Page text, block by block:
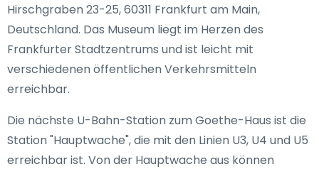
Hirschgraben 23-25, 60311 Frankfurt am Main,
Deutschland. Das Museum liegt im Herzen des
Frankfurter Stadtzentrums und ist leicht mit
verschiedenen öffentlichen Verkehrsmitteln
erreichbar.
Die nächste U-Bahn-Station zum Goethe-Haus ist die
Station "Hauptwache", die mit den Linien U3, U4 und U5
erreichbar ist. Von der Hauptwache aus können